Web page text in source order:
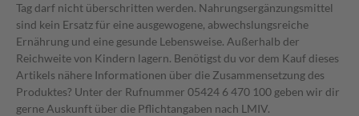
Tag darf nicht überschritten werden. Nahrungsergänzungsmittel
sind kein Ersatz für eine ausgewogene, abwechslungsreiche
Ernährung und eine gesunde Lebensweise. Außerhalb der
Reichweite von Kindern lagern. Benötigst du vor dem Kauf dieses
Artikels nähere Informationen über die Zusammensetzung des
Produktes? Unter der Rufnummer 05424 6 470 100 geben wir dir
gerne Auskunft über die Pflichtangaben nach LMIV.